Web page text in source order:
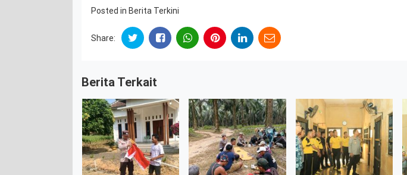
Posted in Berita Terkini
Share:
Berita Terkait